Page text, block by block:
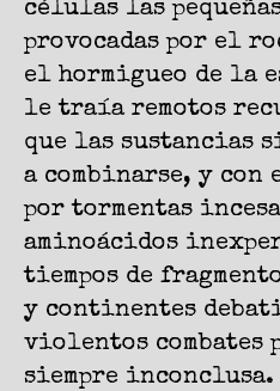
células las
provocadas por el
el hormigueo de la
le traía remotos
que las sustancias
a combinarse, y
por tormentas
aminoácidos
tiempos de
y continentes
violentos combates
siempre inconclusa.